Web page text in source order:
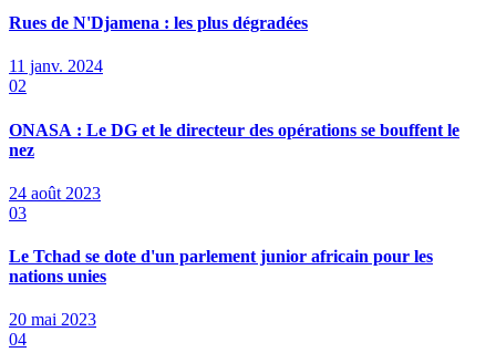
Rues de N'Djamena : les plus dégradées
11 janv. 2024
02
ONASA : Le DG et le directeur des opérations se bouffent le
nez
24 août 2023
03
Le Tchad se dote d'un parlement junior africain pour les
nations unies
20 mai 2023
04